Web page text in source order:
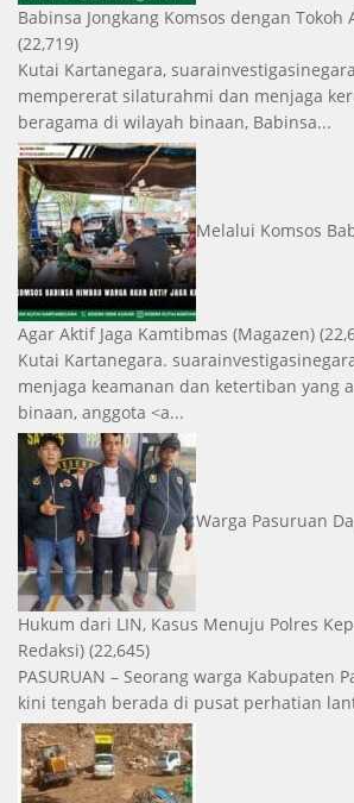
Babinsa Jongkang Komsos dengan Tokoh
(22,719)
Kutai Kartanegara,
mempererat silaturahmi dan menjaga
beragama di wilayah binaan, Babinsa...
Melalui Komsos
Agar Aktif Jaga Kamtibmas (Magazen)
Kutai Kartanegara.
menjaga keamanan dan ketertiban yang
binaan, anggota <a...
Warga Pasuruan
Hukum dari LIN, Kasus Menuju Polres
Redaksi) (22,645)
PASURUAN – Seorang warga Kabupaten
kini tengah berada di pusat perhatian